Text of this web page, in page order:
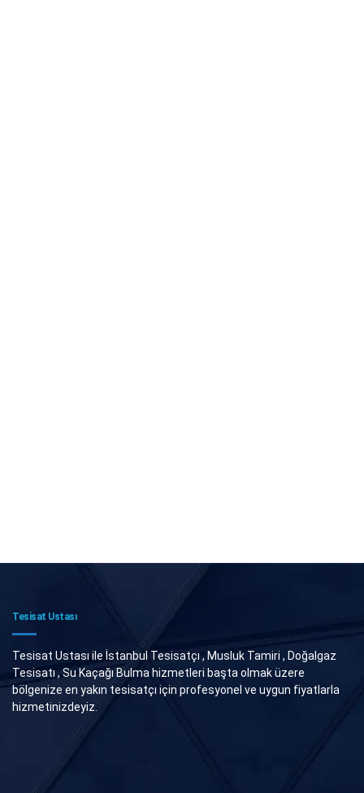
Tesisat Ustası
Tesisat Ustası ile İstanbul Tesisatçı , Musluk Tamiri , Doğalgaz
Tesisatı , Su Kaçağı Bulma hizmetleri başta olmak üzere
bölgenize en yakın tesisatçı için profesyonel ve uygun fiyatlarla
hizmetinizdeyiz.